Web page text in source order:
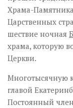
Храма-
Царственных
шествие ночная
храма, которую
Церкви.
Многотысячную
главой
Постоянный